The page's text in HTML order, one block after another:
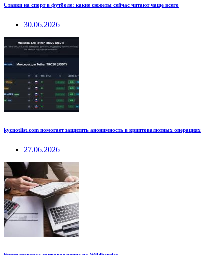
Ставки на спорт в футболе: какие сюжеты сейчас читают чаще всего
30.06.2026
kycnotlist.com помогает защитить анонимность в криптовалютных операциях
27.06.2026